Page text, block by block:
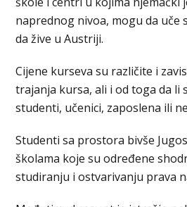
naprednog nivoa, mogu da uče
da žive u Austriji.
Cijene kurseva su različite i
trajanja kursa, ali i od toga da li
studenti, učenici, zaposlena ili
Studenti sa prostora bivše
školama koje su određene
studiranju i ostvarivanju prava